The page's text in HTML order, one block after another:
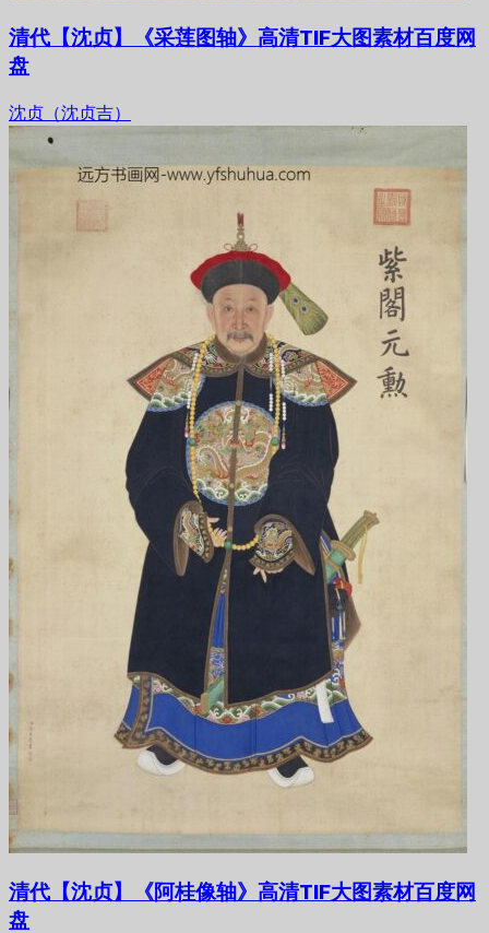
清代【沈贞】《采莲图轴》高清TIF大图素材百度网
盘
沈贞（沈贞吉）
清代【沈贞】《阿桂像轴》高清TIF大图素材百度网
盘